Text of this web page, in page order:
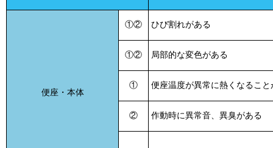
便座・本体
①② ひび割れがある
①② 局部的な変色がある
① 便座温度が異常に熱くなること
② 作動時に異常音、異臭がある